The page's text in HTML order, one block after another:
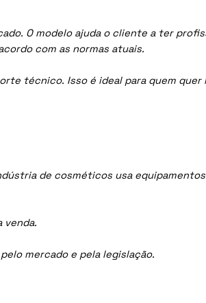
O modelo ajuda o cliente a ter
com as normas atuais.
técnico. Isso é ideal para quem quer
de cosméticos usa
venda.
mercado e pela legislação.